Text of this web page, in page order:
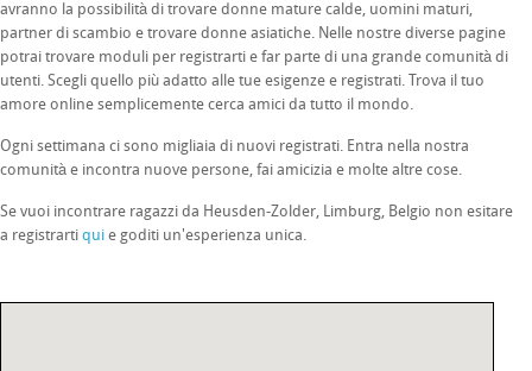
avranno la possibilità di trovare donne mature calde, uomini maturi,
partner di scambio e trovare donne asiatiche. Nelle nostre diverse pagine
potrai trovare moduli per registrarti e far parte di una grande comunità di
utenti. Scegli quello più adatto alle tue esigenze e registrati. Trova il tuo
amore online semplicemente cerca amici da tutto il mondo.
Ogni settimana ci sono migliaia di nuovi registrati. Entra nella nostra
comunità e incontra nuove persone, fai amicizia e molte altre cose.
Se vuoi incontrare ragazzi da Heusden-Zolder, Limburg, Belgio non esitare
a registrarti qui e goditi un'esperienza unica.